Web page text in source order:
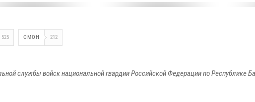
525 ОМОН 212
службы войск национальной гвардии Российской Федерации по Республике